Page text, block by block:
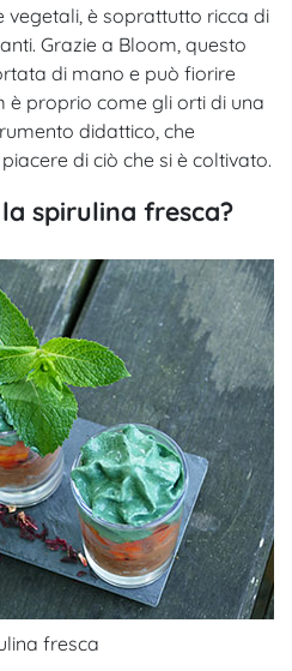
è soprattutto ricca di
Grazie a Bloom, questo
di mano e può fiorire
è proprio come gli orti di una
didattico, che
di ciò che si è coltivato.
spirulina fresca?
fresca